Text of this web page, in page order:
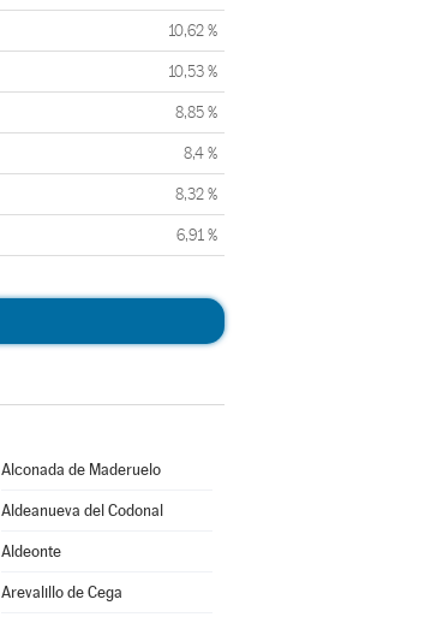
10,62 %
10,53 %
8,85 %
8,4 %
8,32 %
6,91 %
Alconada de Maderuelo
Aldeanueva del Codonal
Aldeonte
Arevalillo de Cega